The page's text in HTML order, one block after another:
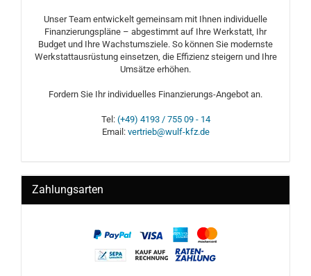
Unser Team entwickelt gemeinsam mit Ihnen individuelle
Finanzierungspläne – abgestimmt auf Ihre Werkstatt, Ihr
Budget und Ihre Wachstumsziele. So können Sie modernste
Werkstattausrüstung einsetzen, die Effizienz steigern und Ihre
Umsätze erhöhen.
Fordern Sie Ihr individuelles Finanzierungs-Angebot an.
Tel: (+49) 4193 / 755 09 - 14
Email: vertrieb@wulf-kfz.de
Zahlungsarten